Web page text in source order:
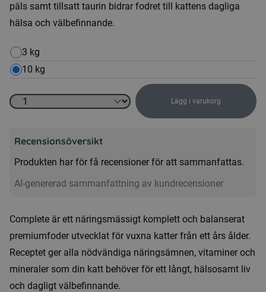
päls samt tillsatt taurin bidrar fodret till kattens dagliga
hälsa och välbefinnande.
3 kg
10 kg
Kattmat
Complete
mängd
Lägg i varukorg
Recensionsöversikt
Produkten har för få recensioner för att sammanfattas.
AI-genererad sammanfattning av kundrecensioner
Complete är ett näringsmässigt komplett och balanserat
premiumfoder utvecklat för vuxna katter från ett års ålder.
Receptet ger alla nödvändiga näringsämnen, vitaminer och
mineraler som din katt behöver för ett långt, hälsosamt liv
och dagligt välbefinnande.